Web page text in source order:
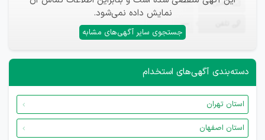
نمایش داده نمی‌شود.
جستجوی سایر آگهی‌های مشابه
ایمیل —
—
دسته‌بندی آگهی‌های استخدام
استان تهران
استان اصفهان